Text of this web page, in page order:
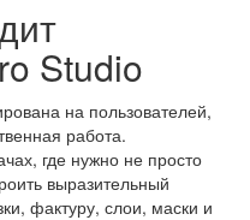
Studio
на пользователей,
работа.
где нужно не просто
выразительный
фактуру, слои, маски и